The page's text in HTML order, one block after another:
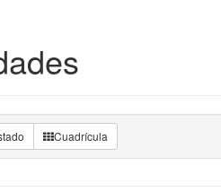
Cuadrícula